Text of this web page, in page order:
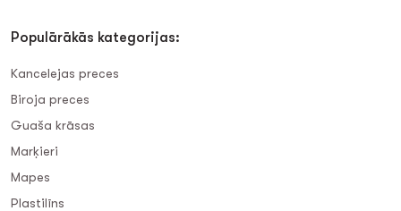
Populārākās kategorijas:
Kancelejas preces
Biroja preces
Guaša krāsas
Marķieri
Mapes
Plastilīns